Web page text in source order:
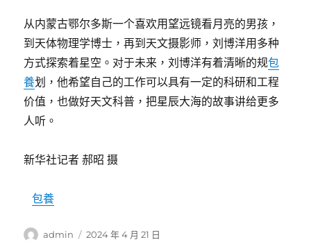
从内蒙古鄂尔多斯一个喜欢用望远镜看月亮的男孩，
到天体物理学博士，再到天文摄影师，刘博洋用多种
方式探索着星空。对于未来，刘博洋有着清晰的规包
養划，他希望自己的工作可以具有一定的科研和工程
价值，也做好天文科普，把星辰大海的故事讲给更多
人听。
新华社记者 郝昭 摄
包養
作
admin
發
2024 年 4 月 21 日